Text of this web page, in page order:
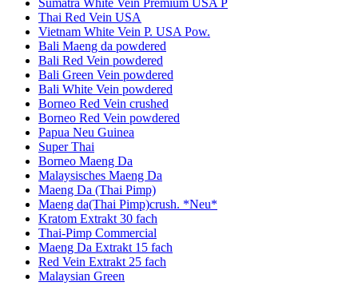
Sumatra White Vein Premium USA P
Thai Red Vein USA
Vietnam White Vein P. USA Pow.
Bali Maeng da powdered
Bali Red Vein powdered
Bali Green Vein powdered
Bali White Vein powdered
Borneo Red Vein crushed
Borneo Red Vein powdered
Papua Neu Guinea
Super Thai
Borneo Maeng Da
Malaysisches Maeng Da
Maeng Da (Thai Pimp)
Maeng da(Thai Pimp)crush. *Neu*
Kratom Extrakt 30 fach
Thai-Pimp Commercial
Maeng Da Extrakt 15 fach
Red Vein Extrakt 25 fach
Malaysian Green